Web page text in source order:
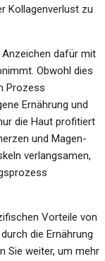
Kollagenverlust zu
dafür mit
Obwohl dies
Prozess
Ernährung und
die Haut profitiert
und Magen-
verlangsamen,
Vorteile von
die Ernährung
Sie weiter, um mehr